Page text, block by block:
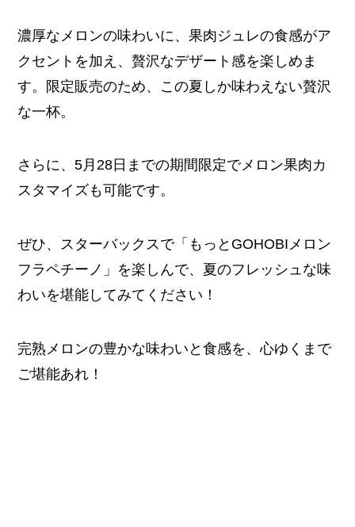
濃厚なメロンの味わいに、果肉ジュレの食感がア
クセントを加え、贅沢なデザート感を楽しめま
す。限定販売のため、この夏しか味わえない贅沢
な一杯。
さらに、5月28日までの期間限定でメロン果肉カ
スタマイズも可能です。
ぜひ、スターバックスで「もっとGOHOBIメロン
フラペチーノ」を楽しんで、夏のフレッシュな味
わいを堪能してみてください！
完熟メロンの豊かな味わいと食感を、心ゆくまで
ご堪能あれ！